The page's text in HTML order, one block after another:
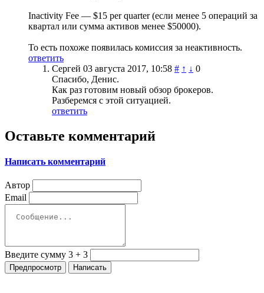
Inactivity Fee — $15 per quarter (если менее 5 операций за
квартал или сумма активов менее $50000).
То есть похоже появилась комиссия за неактивность.
ответить
Сергей 03 августа 2017, 10:58 # ↑ ↓ 0
Спасибо, Денис.
Как раз готовим новый обзор брокеров.
Разберемся с этой ситуацией.
ответить
Оставьте комментарий
Написать комментарий
Автор
Email
Введите сумму 3 + 3